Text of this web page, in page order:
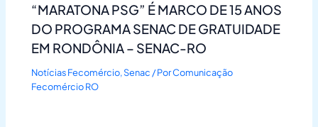
“MARATONA PSG” É MARCO DE 15 ANOS
DO PROGRAMA SENAC DE GRATUIDADE
EM RONDÔNIA – SENAC-RO
Notícias Fecomércio,Senac / PorComunicação
Fecomércio RO